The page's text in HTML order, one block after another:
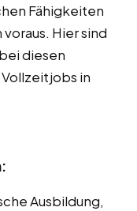
Fähigkeiten
Hier sind
diesen
in
Ausbildung,